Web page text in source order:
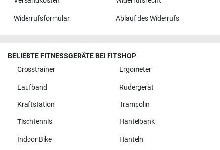
Widerrufsformular Ablauf des Widerrufs
BELIEBTE FITNESSGERÄTE BEI FITSHOP
Crosstrainer
Ergometer
Laufband Rudergerät
Kraftstation Trampolin
Tischtennis Hantelbank
Indoor Bike Hanteln